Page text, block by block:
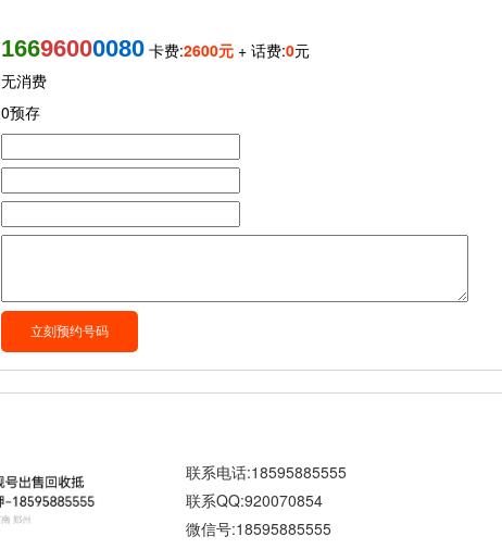
16696000080 卡费:2600元 + 话费:0元
无消费
0预存
联系电话:18595885555
联系QQ:920070854
微信号:18595885555